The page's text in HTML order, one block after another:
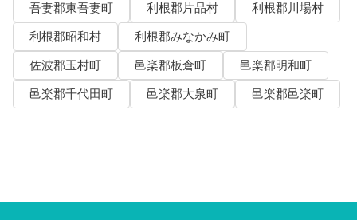
吾妻郡東吾妻町
利根郡片品村
利根郡川場村
利根郡昭和村
利根郡みなかみ町
佐波郡玉村町
邑楽郡板倉町
邑楽郡明和町
邑楽郡千代田町
邑楽郡大泉町 邑楽郡邑楽町